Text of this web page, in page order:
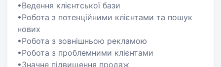
•Ведення клієнтської бази
•Робота з потенційними клієнтами та пошук
нових
•Робота з зовнішньою рекламою
•Робота з проблемними клієнтами
•Значне підвищення продаж